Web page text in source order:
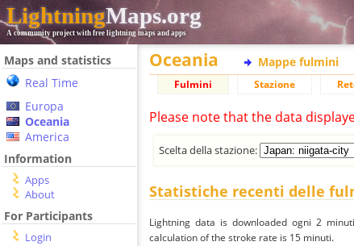
LightningMaps.org
A community project with free lightning maps and apps
Maps and statistics
Real Time
Europa
Oceania
America
Information
Apps
About
For Participants
Login
Oceania Mappe fulmini
Fulmini Stazione
Please note that the data
Scelta della stazione:
Statistiche recenti delle
Lightning data is downloaded ogni 2
calculation of the stroke rate is 15 minuti.